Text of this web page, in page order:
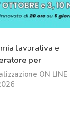
lavorativa e
per
ed. 7
ON